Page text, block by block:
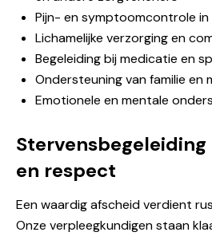
Pijn- en symptoomcontrole
Lichamelijke verzorging en
Begeleiding bij medicatie en
Ondersteuning van familie en
Emotionele en mentale
en respect
Een waardig afscheid verdient
Onze verpleegkundigen staan